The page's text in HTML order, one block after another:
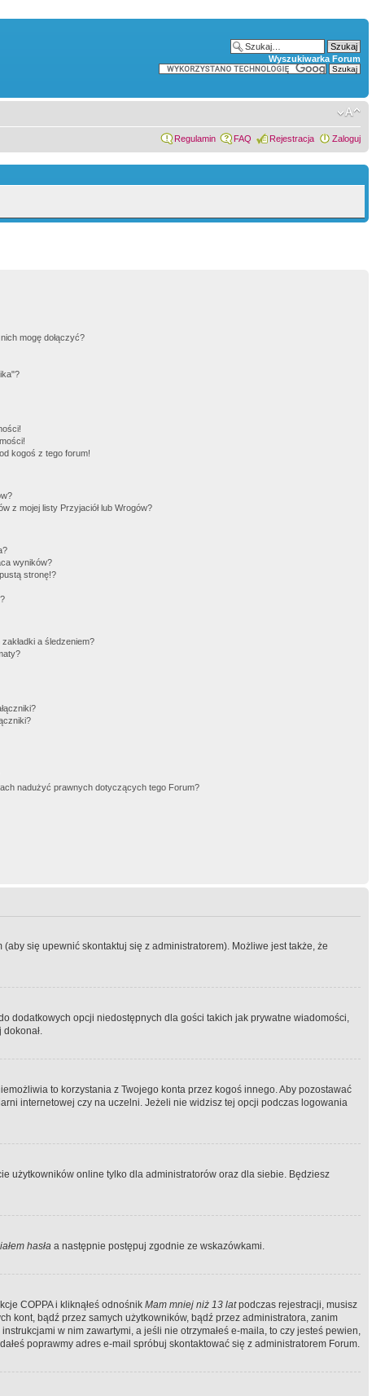
Wyszukiwarka Forum
Regulamin FAQ Rejestracja Zaloguj
mogę dołączyć?
kogoś z tego forum!
z mojej listy Przyjaciół lub Wrogów?
wyników?
stronę!?
a śledzeniem?
nadużyć prawnych dotyczących tego Forum?
się upewnić skontaktuj się z administratorem). Możliwe jest także, że
dodatkowych opcji niedostępnych dla gości takich jak prywatne wiadomości,
to korzystania z Twojego konta przez kogoś innego. Aby pozostawać
internetowej czy na uczelni. Jeżeli nie widzisz tej opcji podczas logowania
użytkowników online tylko dla administratorów oraz dla siebie. Będziesz
hasła a następnie postępuj zgodnie ze wskazówkami.
COPPA i kliknąłeś odnośnik Mam mniej niż 13 latpodczas rejestracji, musisz
kont, bądź przez samych użytkowników, bądź przez administratora, zanim
w nim zawartymi, a jeśli nie otrzymałeś e-maila, to czy jesteś pewien,
poprawmy adres e-mail spróbuj skontaktować się z administratorem Forum.